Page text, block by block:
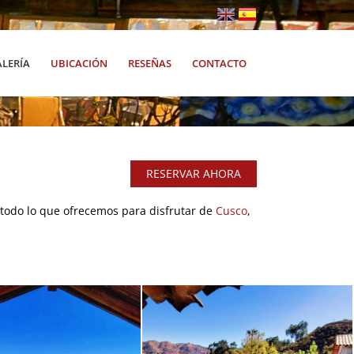
UBICACIÓN RESEÑAS CONTACTO
RESERVAR AHORA
lo que ofrecemos para disfrutar de Cusco,